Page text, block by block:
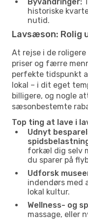
historiske
nutid.
Lavsæson: Rolig
At rejse i de
priser og færre
perfekte tidspunkt
lokal – i dit eget
billigere, og nogle
sæsonbestemte
Top ting at lave i
Udnyt
forkæl dig selv
du sparer på
Udforsk
indendørs med
lokal kultur.
Wellness- og
massage, eller